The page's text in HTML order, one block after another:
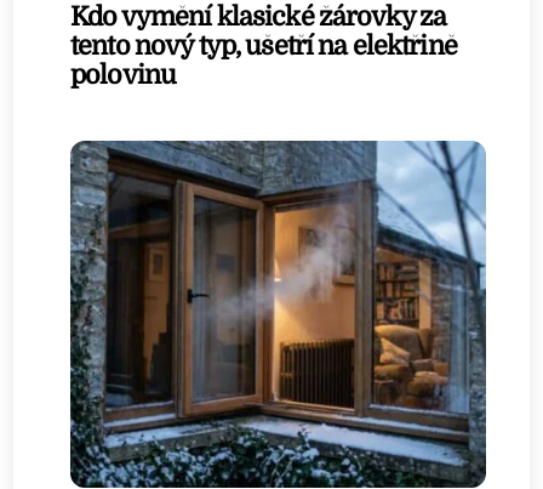
Kdo vymění klasické žárovky za
tento nový typ, ušetří na elektřině
polovinu